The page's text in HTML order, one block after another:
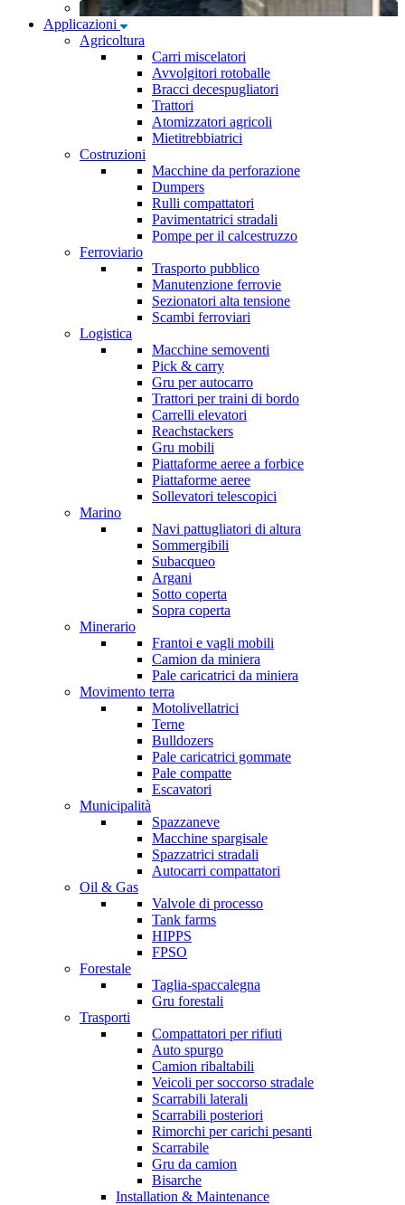
Applicazioni
Agricoltura
Carri miscelatori
Avvolgitori rotoballe
Bracci decespugliatori
Trattori
Atomizzatori agricoli
Mietitrebbiatrici
Costruzioni
Macchine da perforazione
Dumpers
Rulli compattatori
Pavimentatrici stradali
Pompe per il calcestruzzo
Ferroviario
Trasporto pubblico
Manutenzione ferrovie
Sezionatori alta tensione
Scambi ferroviari
Logistica
Macchine semoventi
Pick & carry
Gru per autocarro
Trattori per traini di bordo
Carrelli elevatori
Reachstackers
Gru mobili
Piattaforme aeree a forbice
Piattaforme aeree
Sollevatori telescopici
Marino
Navi pattugliatori di altura
Sommergibili
Subacqueo
Argani
Sotto coperta
Sopra coperta
Minerario
Frantoi e vagli mobili
Camion da miniera
Pale caricatrici da miniera
Movimento terra
Motolivellatrici
Terne
Bulldozers
Pale caricatrici gommate
Pale compatte
Escavatori
Municipalità
Spazzaneve
Macchine spargisale
Spazzatrici stradali
Autocarri compattatori
Oil & Gas
Valvole di processo
Tank farms
HIPPS
FPSO
Forestale
Taglia-spaccalegna
Gru forestali
Trasporti
Compattatori per rifiuti
Auto spurgo
Camion ribaltabili
Veicoli per soccorso stradale
Scarrabili laterali
Scarrabili posteriori
Rimorchi per carichi pesanti
Scarrabile
Gru da camion
Bisarche
Installation & Maintenance